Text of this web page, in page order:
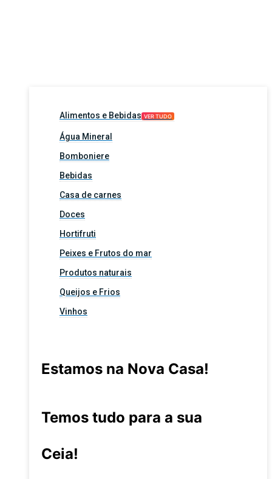
Alimentos e Bebidas VER TUDO
Água Mineral
Bomboniere
Bebidas
Casa de carnes
Doces
Hortifruti
Peixes e Frutos do mar
Produtos naturais
Queijos e Frios
Vinhos
Estamos na Nova Casa!
Temos tudo para a sua
Ceia!